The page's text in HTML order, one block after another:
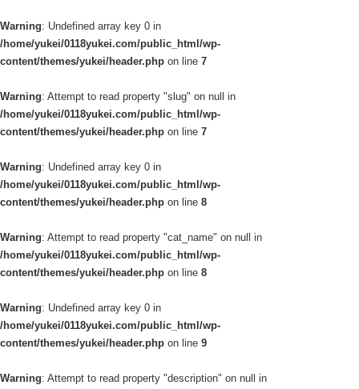
Warning: Undefined array key 0 in
/home/yukei/0118yukei.com/public_html/wp-
content/themes/yukei/header.php on line 7
Warning: Attempt to read property "slug" on null in
/home/yukei/0118yukei.com/public_html/wp-
content/themes/yukei/header.php on line 7
Warning: Undefined array key 0 in
/home/yukei/0118yukei.com/public_html/wp-
content/themes/yukei/header.php on line 8
Warning: Attempt to read property "cat_name" on null in
/home/yukei/0118yukei.com/public_html/wp-
content/themes/yukei/header.php on line 8
Warning: Undefined array key 0 in
/home/yukei/0118yukei.com/public_html/wp-
content/themes/yukei/header.php on line 9
Warning: Attempt to read property "description" on null in